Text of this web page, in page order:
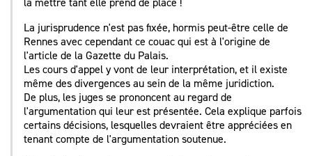
La jurisprudence n'est pas fixée, hormis peut-être celle de
Rennes avec cependant ce couac qui est à l'origine de
l'article de la Gazette du Palais.
Les cours d'appel y vont de leur interprétation, et il existe
même des divergences au sein de la même juridiction.
De plus, les juges se prononcent au regard de
l'argumentation qui leur est présentée. Cela explique parfois
certains décisions, lesquelles devraient être appréciées en
tenant compte de l'argumentation soutenue.